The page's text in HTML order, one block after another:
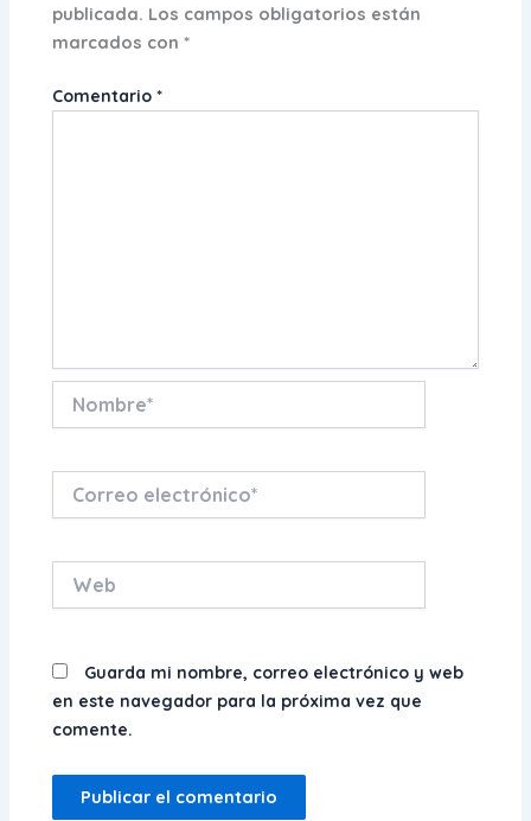
publicada. Los campos obligatorios están
marcados con*
Comentario*
electrónico*
Guarda mi nombre, correo electrónico y web
en este navegador para la próxima vez que
comente.